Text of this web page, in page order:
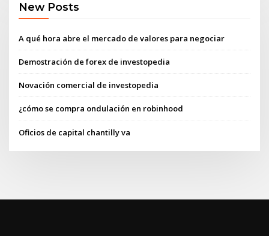
New Posts
A qué hora abre el mercado de valores para negociar
Demostración de forex de investopedia
Novación comercial de investopedia
¿cómo se compra ondulación en robinhood
Oficios de capital chantilly va